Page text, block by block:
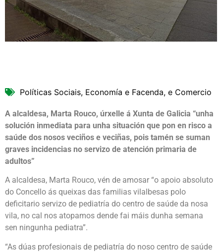
Políticas Sociais, Economía e Facenda, e Comercio
A alcaldesa, Marta Rouco, úrxelle á Xunta de Galicia “unha
solución inmediata para unha situación que pon en risco a
saúde dos nosos veciños e veciñas, pois tamén se suman
graves incidencias no servizo de atención primaria de
adultos”
A alcaldesa, Marta Rouco, vén de amosar “o apoio absoluto
do Concello ás queixas das familias vilalbesas polo
deficitario servizo de pediatría do centro de saúde da nosa
vila, no cal nos atopamos dende fai máis dunha semana
sen ningunha pediatra”.
“As dúas profesionais de pediatría do noso centro de saúde